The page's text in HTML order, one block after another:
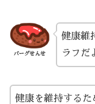
バーグせんせ
健康維
ラフだ
健康を維持するた